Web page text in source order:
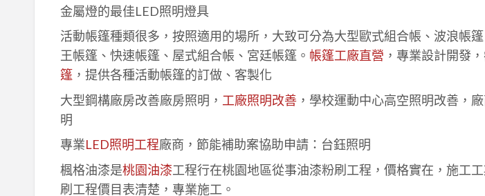
金屬燈的最佳LED照明燈具
活動帳篷種類很多，按照適用的場所，大致可分為大型歐式組合帳、波浪帳
王帳篷、快速帳篷、屋式組合帳、宮廷帳篷。 帳篷工廠直營 ，專業設計開發
篷，提供各種活動帳篷的訂做、客製化
大型鋼構廠房改善廠房照明， 工廠照明改善，學校運動中心高空照明改善，
明
專業LED照明工程廠商，節能補助案協助申請：台鈺照明
楓格油漆是桃園油漆工程行在桃園地區從事油漆粉刷工程，價格實在，施工
刷工程價目表清楚，專業施工。